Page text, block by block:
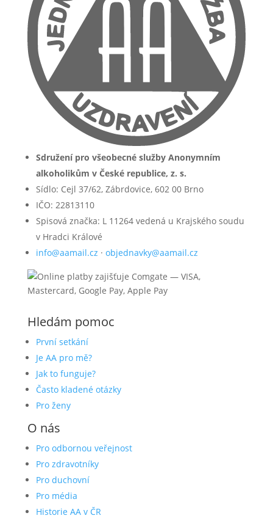
Sdružení pro všeobecné služby Anonymním
alkoholikům v České republice, z. s.
Sídlo: Cejl 37/62, Zábrdovice, 602 00 Brno
IČO: 22813110
Spisová značka: L 11264 vedená u Krajského soudu
v Hradci Králové
info@aamail.cz · objednavky@aamail.cz
Hledám pomoc
První setkání
Je AA pro mě?
Jak to funguje?
Často kladené otázky
Pro ženy
O nás
Pro odbornou veřejnost
Pro zdravotníky
Pro duchovní
Pro média
Historie AA v ČR